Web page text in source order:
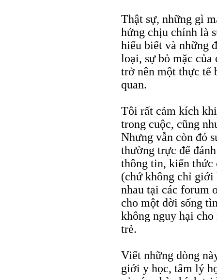
Thật sự, những gì
hứng chịu chính là
hiểu biết và những
loại, sự bỏ mặc
trở nên một thực tế
quan.
Tôi rất cảm kích
trong cuộc, cũng
Nhưng vẫn còn đó
thường trực để
thông tin, kiến thức
(chứ không chỉ giới
nhau tại các forum
cho một đời sống
không nguy hại
trẻ.
Viết những dòng
giới y học, tâm lý